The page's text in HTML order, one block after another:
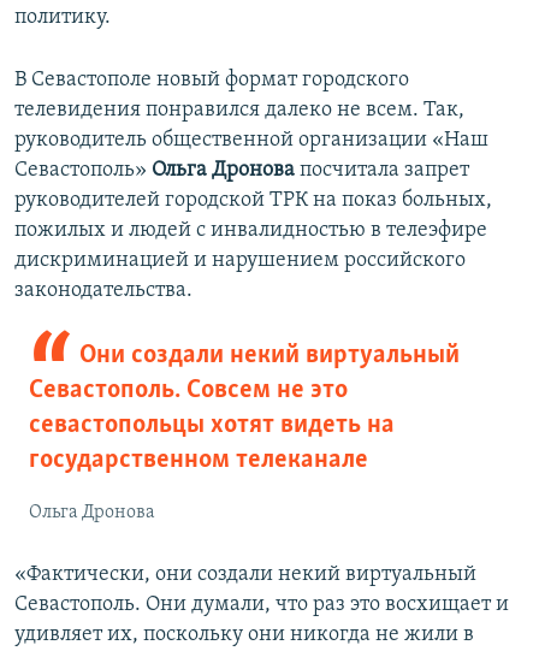
политику.
В Севастополе новый формат городского
телевидения понравился далеко не всем. Так,
руководитель общественной организации «Наш
Севастополь» Ольга Дронова посчитала запрет
руководителей городской ТРК на показ больных,
пожилых и людей с инвалидностью в телеэфире
дискриминацией и нарушением российского
законодательства.
Они создали некий виртуальный
Севастополь. Совсем не это
севастопольцы хотят видеть на
государственном телеканале
Ольга Дронова
«Фактически, они создали некий виртуальный
Севастополь. Они думали, что раз это восхищает и
удивляет их, поскольку они никогда не жили в